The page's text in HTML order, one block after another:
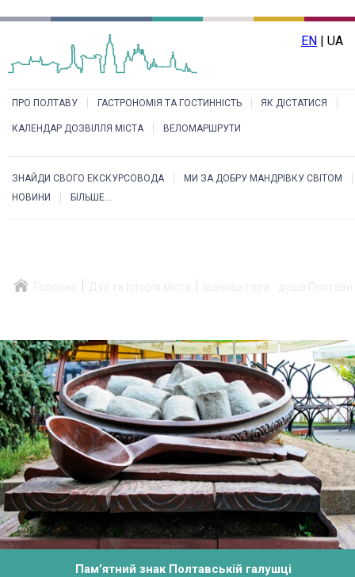
EN | UA
ПРО ПОЛТАВУ ГАСТРОНОМІЯ ТА ГОСТИННІСТЬ ЯК ДІСТАТИСЯ
КАЛЕНДАР ДОЗВІЛЛЯ МІСТА ВЕЛОМАРШРУТИ
ЗНАЙДИ СВОГО ЕКСКУРСОВОДА
МИ ЗА ДОБРУ МАНДРІВКУ СВІТОМ
НОВИНИ
БІЛЬШЕ...
Пам’ятний знак Полтавській галушці